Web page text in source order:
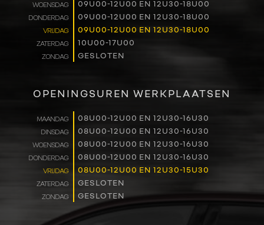
VERHUUR
NIEUWS
OVER ONS
WERKEN BIJ
CONTACT
WOENSDAG 09U00-12U00 EN 12U30-18U00
DONDERDAG 09U00-12U00 EN 12U30-18U00
VRIJDAG 09U00-12U00 EN 12U30-18U00
ZATERDAG 10U00-17U00
ZONDAG GESLOTEN
OPENINGSUREN WERKPLAATSEN
MAANDAG 08U00-12U00 EN 12U30-16U30
DINSDAG 08U00-12U00 EN 12U30-16U30
WOENSDAG 08U00-12U00 EN 12U30-16U30
DONDERDAG 08U00-12U00 EN 12U30-16U30
VRIJDAG 08U00-12U00 EN 12U30-15U30
ZATERDAG GESLOTEN
ZONDAG GESLOTEN